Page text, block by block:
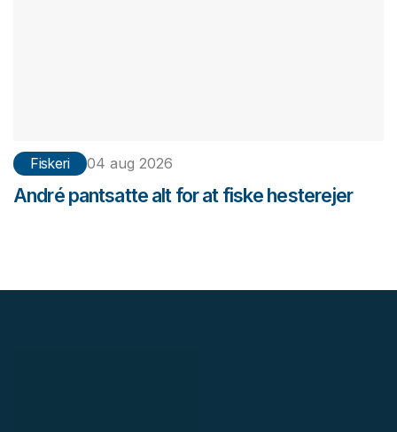
Fiskeri 04 aug 2026
André pantsatte alt for at fiske hesterejer